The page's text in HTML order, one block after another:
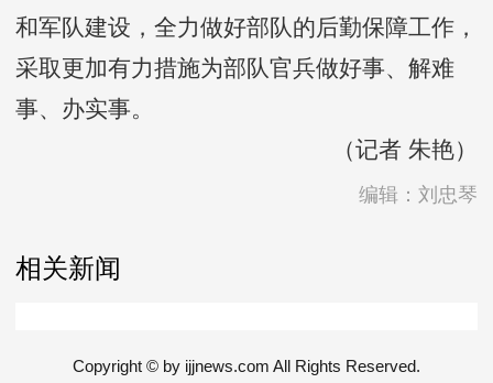
和军队建设，全力做好部队的后勤保障工作，
采取更加有力措施为部队官兵做好事、解难
事、办实事。
（记者 朱艳）
编辑：刘忠琴
相关新闻
Copyright © by ijjnews.com All Rights Reserved.